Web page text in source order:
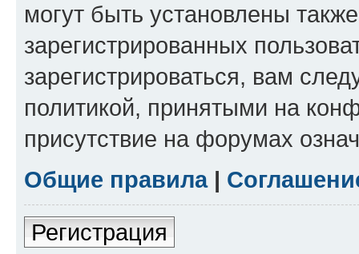
могут быть установлены
зарегистрированных
зарегистрироваться, вам
политикой, принятыми на
присутствие на форумах
Общие правила|
Регистрация